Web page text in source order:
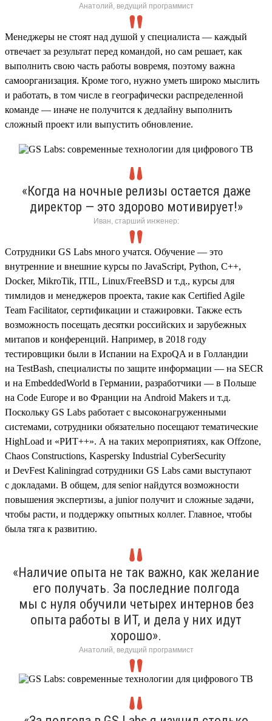
Анатолий, ведущий программист
Менеджеры не стоят над душой у специалиста — каждый
отвечает за результат перед командой, но сам решает, как
выполнить свою часть работы вовремя, поэтому важна
самоорганизация. Кроме того, нужно уметь широко мыслить
и работать, в том числе в географически распределенной
команде — иначе не получится к дедлайну выполнить
сложный проект или выпустить обновление.
«Когда на ночные релизы остается даже
директор — это здорово мотивирует!»
Иван, старший инженер:
Сотрудники GS Labs много учатся. Обучение — это
внутренние и внешние курсы по JavaScript, Python, С++,
Dоcker, MikroTik, ITIL, Linux/FreeBSD и т.д., курсы для
тимлидов и менеджеров проекта, такие как Certified Agile
Team Facilitator, сертификации и стажировки. Также есть
возможность посещать десятки российских и зарубежных
митапов и конференций. Например, в 2018 году
тестировщики были в Испании на ExpoQA и в Голландии
на TestBash, специалисты по защите информации — на SECR
и на EmbeddedWorld в Германии, разработчики — в Польше
на Code Europe и во Франции на Android Мakers и т.д.
Поскольку GS Labs работает с высоконагруженными
системами, сотрудники обязательно посещают тематические
HighLoad и «РИТ++». А на таких мероприятиях, как Offzone,
Chaos Constructions, Kaspersky Industrial CyberSecurity
и DevFest Kaliningrad сотрудники GS Labs сами выступают
с докладами. В общем, для senior найдутся возможности
повышения экспертизы, а junior получит и сложные задачи,
чтобы расти, и поддержку опытных коллег. Главное, чтобы
была тяга к развитию.
«Наличие опыта не так важно, как желание
его получать. За последние полгода
мы с нуля обучили четырех интернов без
опыта работы в ИТ, и дела у них идут
хорошо».
Анатолий, ведущий программист